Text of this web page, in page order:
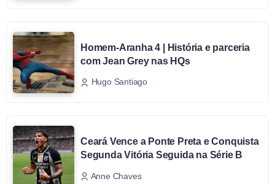
Homem-Aranha 4 | História e parceria
com Jean Grey nas HQs
Hugo Santiago
Ceará Vence a Ponte Preta e Conquista
Segunda Vitória Seguida na Série B
Anne Chaves